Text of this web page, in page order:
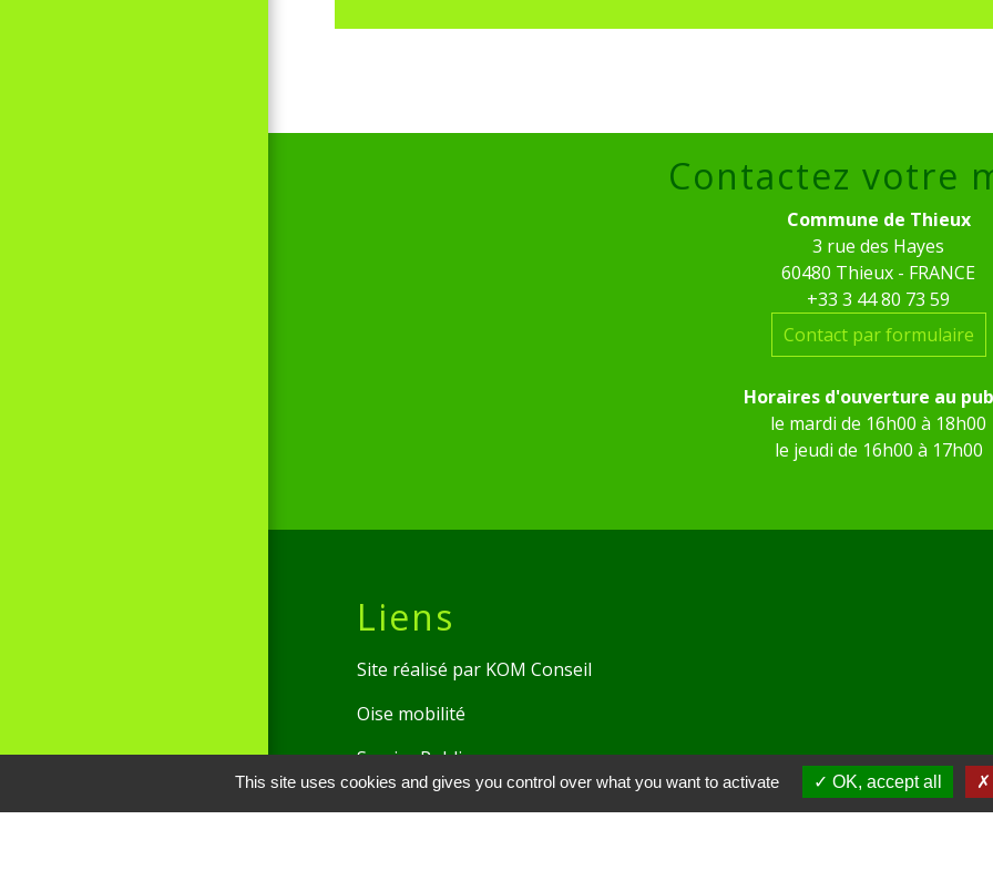
Contactez votre
Commune de Thieux
3 rue des Hayes
60480 Thieux - FRANCE
+33 3 44 80 73 59
Contact par formulaire
Horaires d'ouverture au
le mardi de 16h00 à 18h00
le jeudi de 16h00 à 17h00
Liens
Site réalisé par KOM Conseil
Oise mobilité
Service Public
This site uses cookies and gives you control over what you want to activate OK, accept all